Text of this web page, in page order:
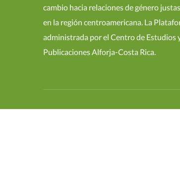
cambio hacia relaciones de género
en la región centroamericana. La
administrada por el Centro de Estudios
Publicaciones Alforja-Costa Rica.